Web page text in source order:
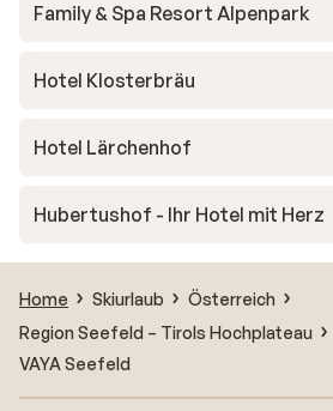
Family & Spa Resort Alpenpark
Hotel Klosterbräu
Hotel Lärchenhof
Hubertushof - Ihr Hotel mit Herz
Home Skiurlaub
Österreich
Region Seefeld – Tirols Hochplateau
VAYA Seefeld